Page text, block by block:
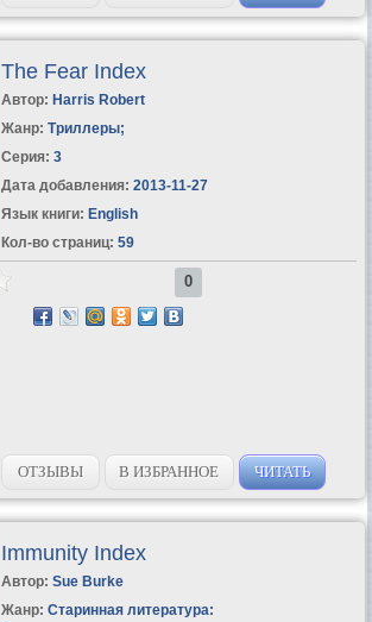
The Fear Index
Автор: Harris Robert
Жанр: Триллеры;
Серия: 3
Дата добавления: 2013-11-27
Язык книги: English
Кол-во страниц: 59
0
ОТЗЫВЫ В ИЗБРАННОЕ ЧИТАТЬ
Immunity Index
Автор: Sue Burke
Жанр: Старинная литература: